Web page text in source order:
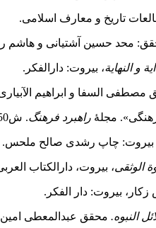
تاریخ و معارف اسلامی.
محد حسین آشتیانی و هاشم رسولی. ج۱.
و النهایة، بیروت: دارالفکر.
مصطفی السفا و ابراهیم
راهبرد فرهنگ. ش50. صص 111-85.
بیروت: چاپ رشدی صالح ملحس.
الوثقی، بیروت، دارالکتاب
النبوه. محقق عبدالمعطی امین قلعه جی. ج2.